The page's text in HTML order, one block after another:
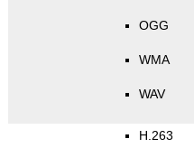
OGG
WMA
WAV
H.263